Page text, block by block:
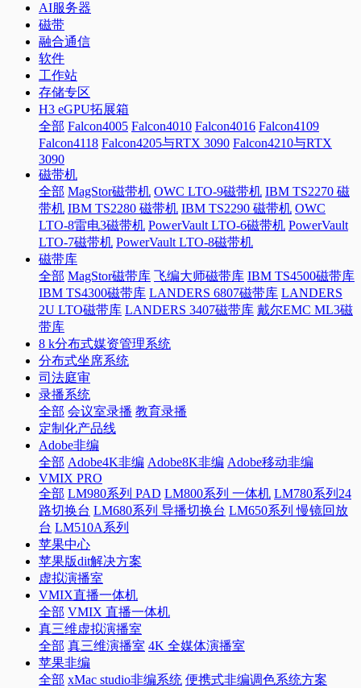
AI服务器
磁带
融合通信
软件
工作站
存储专区
H3 eGPU拓展箱
全部 Falcon4005 Falcon4010 Falcon4016 Falcon4109
Falcon4118 Falcon4205与RTX 3090 Falcon4210与RTX
3090
磁带机
全部 MagStor磁带机 OWC LTO-9磁带机 IBM TS2270 磁
带机 IBM TS2280 磁带机 IBM TS2290 磁带机 OWC
LTO-8雷电3磁带机 PowerVault LTO-6磁带机 PowerVault
LTO-7磁带机 PowerVault LTO-8磁带机
磁带库
全部 MagStor磁带库 飞编大师磁带库 IBM TS4500磁带库
IBM TS4300磁带库 LANDERS 6807磁带库 LANDERS
2U LTO磁带库 LANDERS 3407磁带库 戴尔EMC ML3磁
带库
8 k分布式媒资管理系统
分布式坐席系统
司法庭审
录播系统
全部 会议室录播 教育录播
定制化产品线
Adobe非编
全部 Adobe4K非编 Adobe8K非编 Adobe移动非编
VMIX PRO
全部 LM980系列 PAD LM800系列 一体机 LM780系列24
路切换台 LM680系列 导播切换台 LM650系列 慢镜回放
台 LM510A系列
苹果中心
苹果版dit解决方案
虚拟演播室
VMIX直播一体机
全部 VMIX 直播一体机
真三维虚拟演播室
全部 真三维演播室 4K 全媒体演播室
苹果非编
全部 xMac studio非编系统 便携式非编调色系统方案